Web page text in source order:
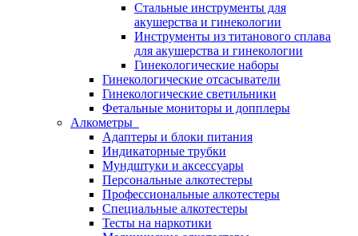
Стальные инструменты для
акушерства и гинекологии
Инструменты из титанового сплава
для акушерства и гинекологии
Гинекологические наборы
Гинекологические отсасыватели
Гинекологические светильники
Фетальные мониторы и допплеры
Алкометры
Адаптеры и блоки питания
Индикаторные трубки
Мундштуки и аксессуары
Персональные алкотестеры
Профессиональные алкотестеры
Специальные алкотестеры
Тесты на наркотики